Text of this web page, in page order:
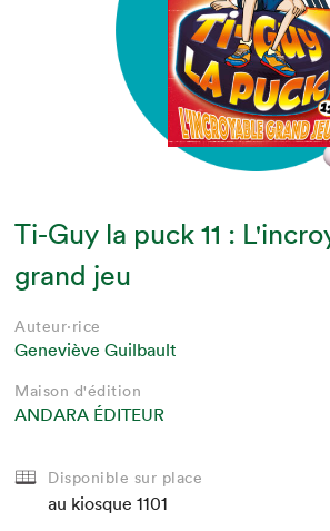
Ti-Guy la puck 11 :
grand jeu
Auteur·rice
Geneviève Guilbault
Maison d'édition
ANDARA ÉDITEUR
Disponible sur place
au kiosque 1101